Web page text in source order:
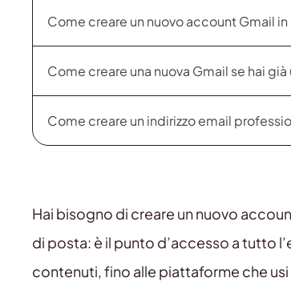
Come creare un nuovo account Gmail
Come creare una nuova Gmail se hai
Come creare un indirizzo email
Hai bisogno di creare un nuovo
di posta: è il punto d’accesso a tutto
contenuti, fino alle piattaforme che